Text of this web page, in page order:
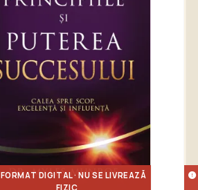
FORMAT DIGITAL · NU SE LIVREAZĂ
FIZIC